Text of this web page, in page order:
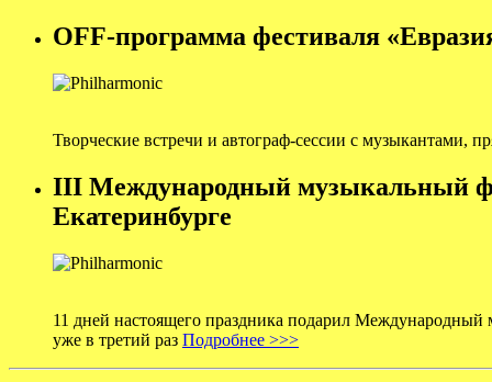
OFF-программа фестиваля
Творческие встречи и автограф-сессии с музыкантами,
III Международный музыкальный
Екатеринбурге
11 дней настоящего праздника подарил Международный
уже в третий раз Подробнее >>>